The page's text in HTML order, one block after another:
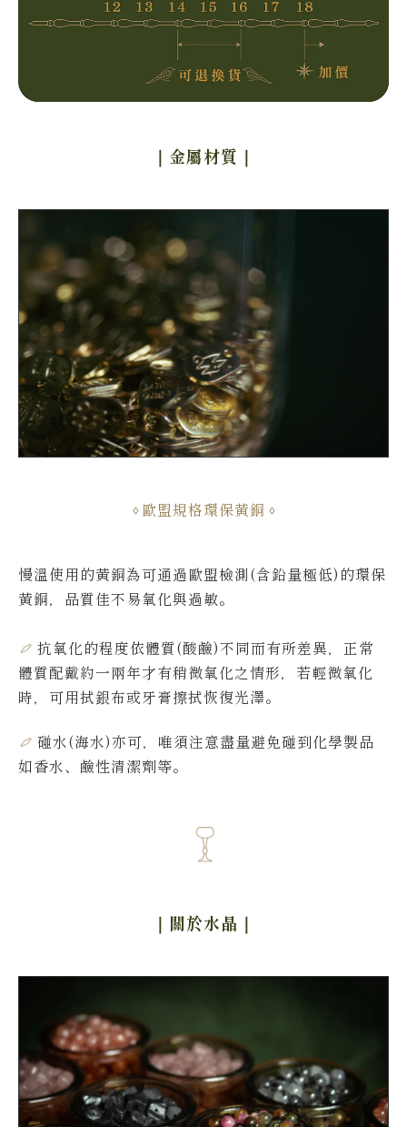
｜金屬材質 ｜
歐盟規格環保黃銅
慢溫使用的黃銅為可通過歐盟檢測(含鉛量極低)的環保
黃銅，品質佳不易氧化與過敏。
抗氧化的程度依體質(酸鹼)不同而有所差異， 正常
體質配戴約一兩年才有稍微氧化之情形，若輕微氧化
時，可用拭銀布或牙膏擦拭恢復光澤。
碰水(海水)亦可，唯須注意盡量避免碰到化學製品
如香水、鹼性清潔劑等。
｜關於水晶 ｜